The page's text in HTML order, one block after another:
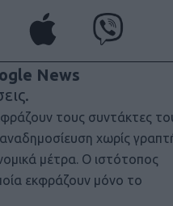
News
τους συντάκτες
χωρίς
μέτρα. Ο ιστότοπος
εκφράζουν μόνο το